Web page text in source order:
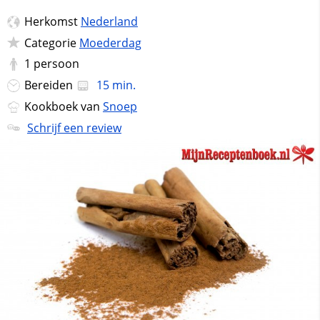
Herkomst Nederland
Categorie Moederdag
1 persoon
Bereiden
15 min.
Kookboek van Snoep
Schrijf een review